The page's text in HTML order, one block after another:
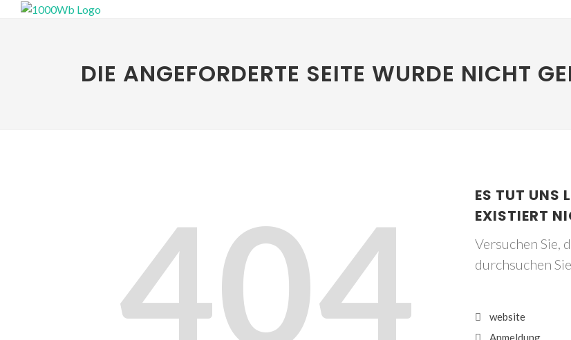
DIE ANGEFORDERTE SEITE WURDE NICHT
404
ES TUT UNS
EXISTIERT
Versuchen Sie,
durchsuchen
website
Anmeldung